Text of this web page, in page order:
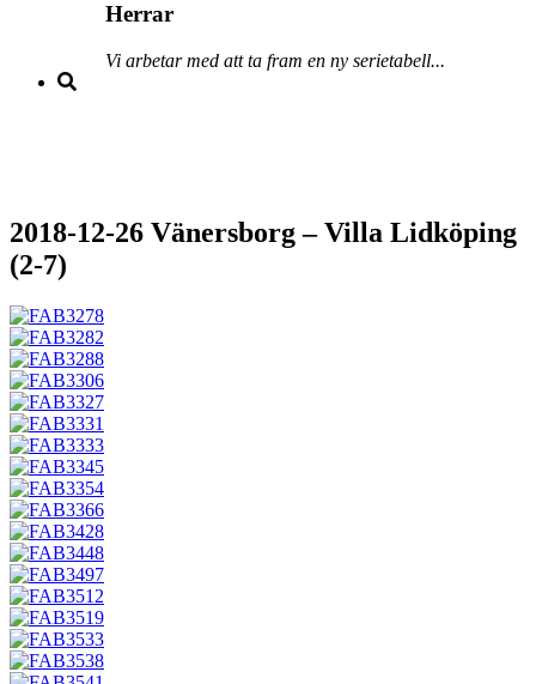
Herrar
Vi arbetar med att ta fram en ny serietabell...
2018-12-26 Vänersborg – Villa Lidköping
(2-7)